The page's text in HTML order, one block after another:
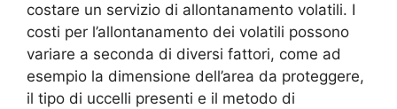
costare un servizio di allontanamento volatili. I
costi per l’allontanamento dei volatili possono
variare a seconda di diversi fattori, come ad
esempio la dimensione dell’area da proteggere,
il tipo di uccelli presenti e il metodo di